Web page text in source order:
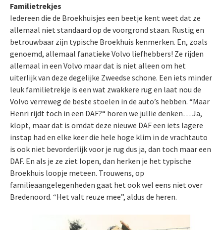
Familietrekjes
Iedereen die de Broekhuisjes een beetje kent weet dat ze
allemaal niet standaard op de voorgrond staan. Rustig en
betrouwbaar zijn typische Broekhuis kenmerken. En, zoals
genoemd, allemaal fanatieke Volvo liefhebbers! Ze rijden
allemaal in een Volvo maar dat is niet alleen om het
uiterlijk van deze degelijke Zweedse schone. Een iets minder
leuk familietrekje is een wat zwakkere rug en laat nou de
Volvo verreweg de beste stoelen in de auto’s hebben. “Maar
Henri rijdt toch in een DAF?“ horen we jullie denken… Ja,
klopt, maar dat is omdat deze nieuwe DAF een iets lagere
instap had en elke keer die hele hoge klim in de vrachtauto
is ook niet bevorderlijk voor je rug dus ja, dan toch maar een
DAF. En als je ze ziet lopen, dan herken je het typische
Broekhuis loopje meteen. Trouwens, op
familieaangelegenheden gaat het ook wel eens niet over
Bredenoord. “Het valt reuze mee”, aldus de heren.